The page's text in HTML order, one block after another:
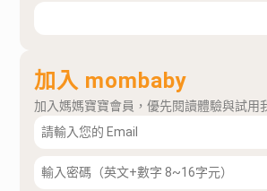
加入 mombaby
加入媽媽寶寶會員，優先閱讀體驗與試用